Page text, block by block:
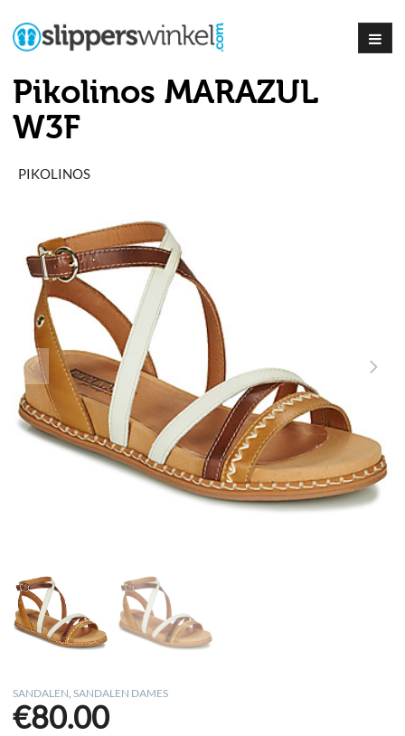
Pikolinos MARAZUL
W3F
PIKOLINOS
SANDALEN ,SANDALEN DAMES
€80.00